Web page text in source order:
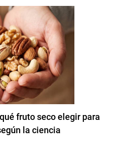
fruto seco elegir para
la ciencia